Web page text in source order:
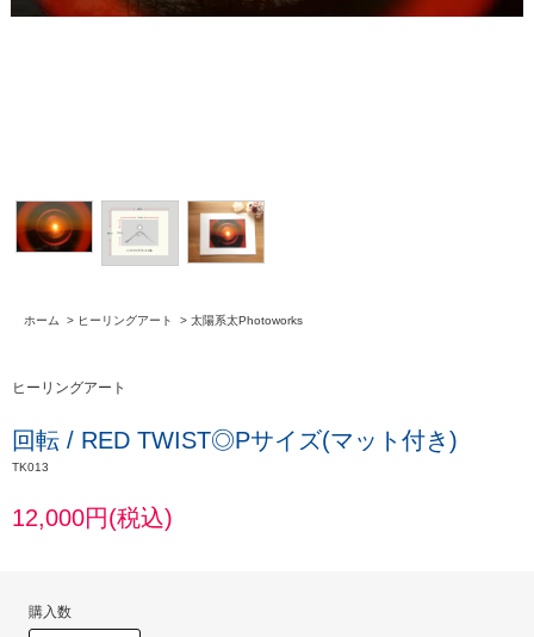
ホーム > ヒーリングアート > 太陽系太Photoworks
ヒーリングアート
回転 / RED TWIST◎Pサイズ(マット付き)
TK013
12,000円(税込)
購入数